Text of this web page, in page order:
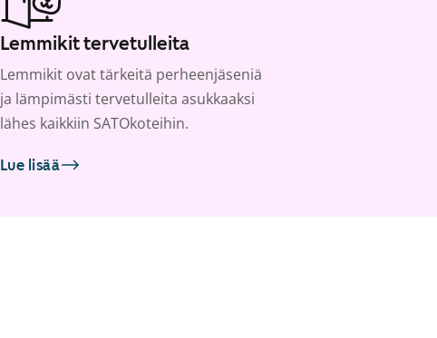
Lemmikit tervetulleita
Lemmikit ovat tärkeitä perheenjäseniä
ja lämpimästi tervetulleita asukkaaksi
lähes kaikkiin SATOkoteihin.
Lue lisää